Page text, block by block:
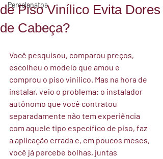
Percelanatos
de Piso Vinílico Evita Dores
de Cabeça?
Você pesquisou, comparou preços,
escolheu o modelo que amou e
comprou o piso vinílico. Mas na hora de
instalar, veio o problema: o instalador
autônomo que você contratou
separadamente não tem experiência
com aquele tipo específico de piso, faz
a aplicação errada e, em poucos meses,
você já percebe bolhas, juntas